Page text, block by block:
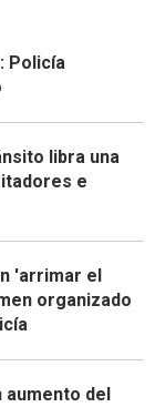
Policía
libra una
e
'arrimar el
organizado
del